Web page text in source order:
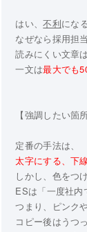
はい、不利にな
なぜなら採用担
読みにくい文章
一文は最大でも
【強調したい箇
定番の手法は、
太字にする、下
しかし、色をつ
ESは「一度社内
つまり、ピンク
コピー後はうつ